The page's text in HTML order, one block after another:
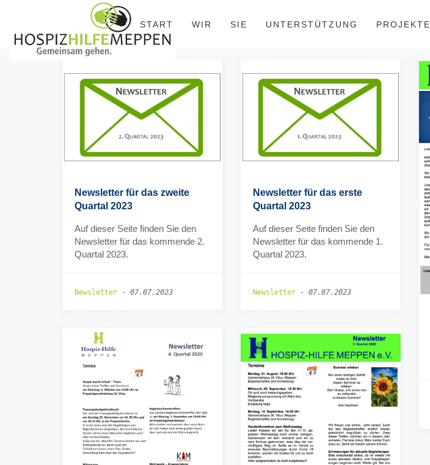
START WIR SIE UNTERSTÜTZUNG PROJEKTE
Newsletter für das zweite
Quartal 2023
Auf dieser Seite finden Sie den
Newsletter für das kommende 2.
Quartal 2023.
Newsletter - 07.07.2023
Newsletter für das erste
Quartal 2023
Auf dieser Seite finden Sie den
Newsletter für das kommende 1.
Quartal 2023.
Newsletter- 07.07.2023